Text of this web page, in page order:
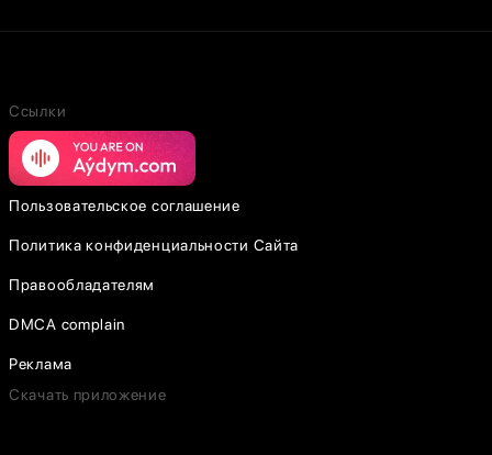
Ссылки
Пользовательское соглашение
Политика конфиденциальности Сайта
Правообладателям
DMCA complain
Реклама
Скачать приложение